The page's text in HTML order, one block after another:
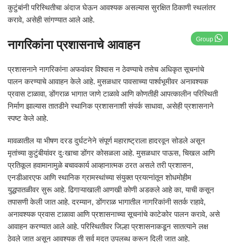
Group
कुटुंबांनी परिस्थितीचा अंदाज घेऊन आवश्यक असल्यास सुरक्षित ठिकाणी स्थलांतर
करावे, असेही सांगण्यात आले आहे.
नागरिकांना प्रशासनाचे आवाहन
प्रशासनाने नागरिकांना अफवांवर विश्वास न ठेवण्याचे तसेच अधिकृत सूचनांचे
पालन करण्याचे आवाहन केले आहे. मुसळधार पावसाच्या पार्श्वभूमीवर अनावश्यक
प्रवास टाळावा, डोंगराळ भागात जाणे टाळावे आणि कोणतीही आपत्कालीन परिस्थिती
निर्माण झाल्यास तातडीने स्थानिक प्रशासनाशी संपर्क साधावा, असेही प्रशासनाने
स्पष्ट केले आहे.
मावळातील या भीषण दरड दुर्घटनेने संपूर्ण महाराष्ट्राला हादरवून सोडले असून
मृतांच्या कुटुंबीयांवर दुःखाचा डोंगर कोसळला आहे. मुसळधार पाऊस, चिखल आणि
प्रतिकूल हवामानामुळे बचावकार्य आव्हानात्मक ठरत असले तरी प्रशासन,
एनडीआरएफ आणि स्थानिक ग्रामस्थांच्या संयुक्त प्रयत्नांतून शोधमोहीम
युद्धपातळीवर सुरू आहे. ढिगाऱ्याखाली आणखी कोणी अडकले आहे का, याची कसून
तपासणी केली जात आहे. दरम्यान, डोंगराळ भागातील नागरिकांनी सतर्क राहावे,
अनावश्यक प्रवास टाळावा आणि प्रशासनाच्या सूचनांचे काटेकोर पालन करावे, असे
आवाहन करण्यात आले आहे. परिस्थितीवर जिल्हा प्रशासनाकडून सातत्याने लक्ष
ठेवले जात असून आवश्यक ती सर्व मदत उपलब्ध करून दिली जात आहे.